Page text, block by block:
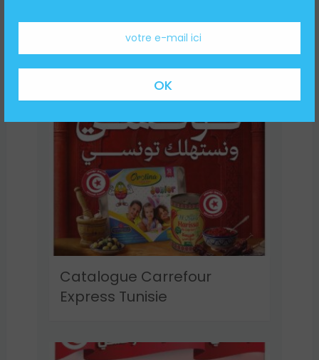
Catalogue Carrefour
Express Tunisie